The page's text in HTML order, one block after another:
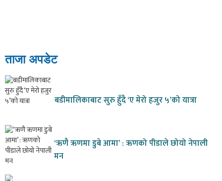
ताजा अपडेट
बडीमालिकाबाट सुरु हुँदै ‘ए मेरो हजुर ५’को यात्रा
‘ऋणै ऋणमा डुबे आमा’ : ऋणको पीडाले छोयो नेपाली
मन